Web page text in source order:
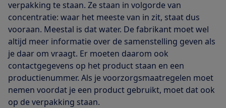
verpakking te staan. Ze staan in volgorde van
concentratie: waar het meeste van in zit, staat dus
vooraan. Meestal is dat water. De fabrikant moet wel
altijd meer informatie over de samenstelling geven als
je daar om vraagt. Er moeten daarom ook
contactgegevens op het product staan en een
productienummer. Als je voorzorgsmaatregelen moet
nemen voordat je een product gebruikt, moet dat ook
op de verpakking staan.